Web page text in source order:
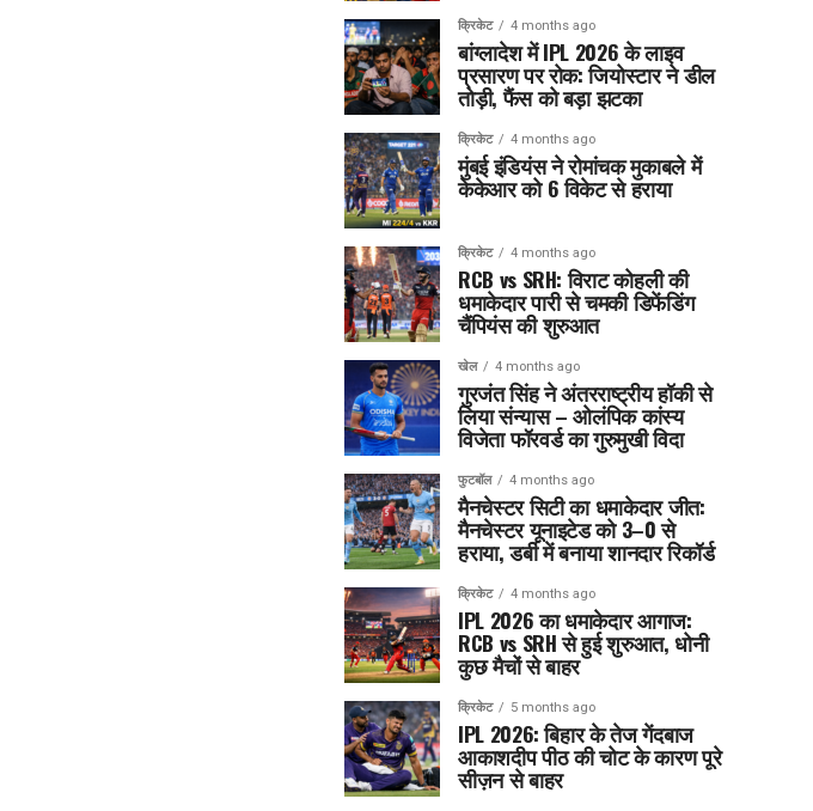
क्रिकेट 4 months ago
बांग्लादेश में IPL 2026 के लाइव
प्रसारण पर रोक: जियोस्टार ने डील
तोड़ी, फैंस को बड़ा झटका
क्रिकेट 4 months ago
मुंबई इंडियंस ने रोमांचक मुकाबले में
केकेआर को 6 विकेट से हराया
क्रिकेट 4 months ago
RCB vs SRH: विराट कोहली की
धमाकेदार पारी से चमकी डिफेंडिंग
चैंपियंस की शुरुआत
खेल 4 months ago
गुरजंत सिंह ने अंतरराष्ट्रीय हॉकी से
लिया संन्यास – ओलंपिक कांस्य
विजेता फॉरवर्ड का गुरुमुखी विदा
फुटबॉल 4 months ago
मैनचेस्टर सिटी का धमाकेदार जीत:
मैनचेस्टर यूनाइटेड को 3–0 से
हराया, डर्बी में बनाया शानदार रिकॉर्ड
क्रिकेट 4 months ago
IPL 2026 का धमाकेदार आगाज:
RCB vs SRH से हुई शुरुआत, धोनी
कुछ मैचों से बाहर
क्रिकेट 5 months ago
IPL 2026: बिहार के तेज गेंदबाज
आकाशदीप पीठ की चोट के कारण पूरे
सीज़न से बाहर